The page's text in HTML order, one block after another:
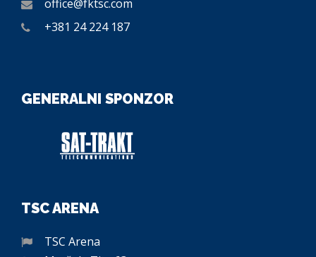
office@fktsc.com
+381 24 224 187
GENERALNI SPONZOR
TSC ARENA
TSC Arena